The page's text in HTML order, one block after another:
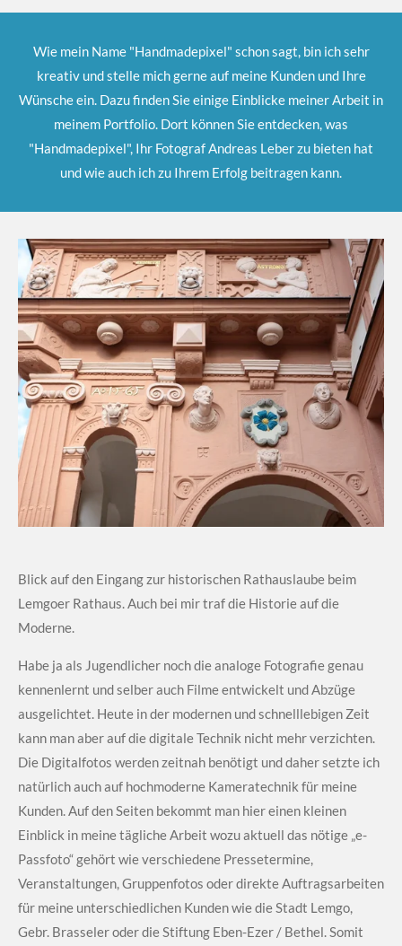
Wie mein Name "Handmadepixel" schon sagt, bin ich sehr
kreativ und stelle mich gerne auf meine Kunden und Ihre
Wünsche ein. Dazu finden Sie einige Einblicke meiner Arbeit in
meinem Portfolio. Dort können Sie entdecken, was
"Handmadepixel", Ihr Fotograf Andreas Leber zu bieten hat
und wie auch ich zu Ihrem Erfolg beitragen kann.
Blick auf den Eingang zur historischen Rathauslaube beim
Lemgoer Rathaus. Auch bei mir traf die Historie auf die
Moderne.
Habe ja als Jugendlicher noch die analoge Fotografie genau
kennenlernt und selber auch Filme entwickelt und Abzüge
ausgelichtet. Heute in der modernen und schnelllebigen Zeit
kann man aber auf die digitale Technik nicht mehr verzichten.
Die Digitalfotos werden zeitnah benötigt und daher setzte ich
natürlich auch auf hochmoderne Kameratechnik für meine
Kunden. Auf den Seiten bekommt man hier einen kleinen
Einblick in meine tägliche Arbeit wozu aktuell das nötige „e-
Passfoto“ gehört wie verschiedene Pressetermine,
Veranstaltungen, Gruppenfotos oder direkte Auftragsarbeiten
für meine unterschiedlichen Kunden wie die Stadt Lemgo,
Gebr. Brasseler oder die Stiftung Eben-Ezer / Bethel. Somit